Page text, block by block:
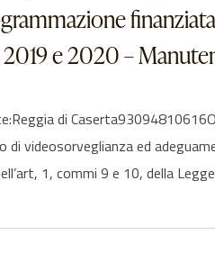
e 2020 –
di
di videosorveglianza ed
1, commi 9 e 10, della